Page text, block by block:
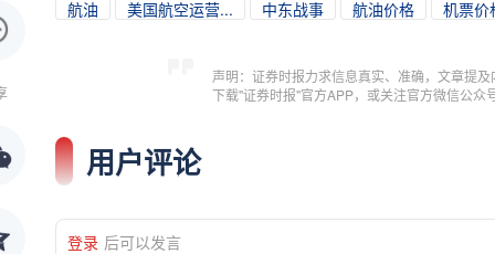
航油 美国航空运营... 中东战事 航油价格 机票价
声明：证券时报力求信息真实、准确，文章提
下载"证券时报"官方APP，或关注官方微信公
用户评论
登录 后可以发言